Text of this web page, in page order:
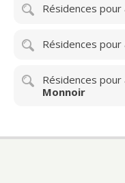
Résidences pour
Résidences pour
Résidences pour
Monnoir